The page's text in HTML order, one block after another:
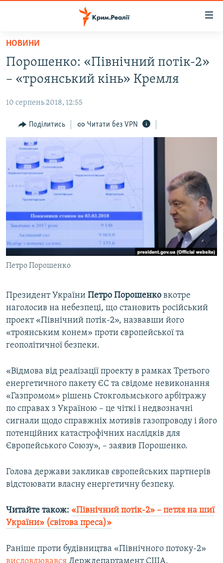
Перейти
основного
матеріалу
Перейти
до
навігації
Перейти
пошуку
ВОДА.КРИМ
ВІДЕО ТА ФОТО
ПОЛІТИКА
БЛОГИ
ПОГЛЯД
ІНТЕРВ'Ю
ВСЕ ЗА ДЕНЬ
СПЕЦПРОЕКТИ
ДЕПОРТАЦІЯ
ВІДЕОУРОКИ «ELIFBE»
СВІДЧЕННЯ ОКУПАЦІЇ
УКРАЇНСЬКА ПРОБЛЕМА КРИМУ
ЯК ОБІЙТИ БЛОКУВАННЯ
Русский
Qırımtatar
Усі сайти RFE/RL
НОВИНИ
Порошенко: «Північний потік-2»
– «троянський кінь» Кремля
10 серпень 2018, 12:55
Поділитись Читати без VPN
Петро Порошенко
Президент України Петро Порошенко вкотре
наголосив на небезпеці, що становить російський
проект «Північний потік-2», назвавши його
«троянським конем» проти європейської та
геополітичної безпеки.
«Відмова від реалізації проекту в рамках Третього
енергетичного пакету ЄС та свідоме невиконання
«Газпромом» рішень Стокгольмського арбітражу
по справах з Україною – це чіткі і недвозначні
сигнали щодо справжніх мотивів газопроводу і його
потенційних катастрофічних наслідків для
Європейського Союзу», – заявив Порошенко.
Голова держави закликав європейських партнерів
відстоювати власну енергетичну безпеку.
Читайте також: «Північний потік-2» – петля на шиї
України» (світова преса)​»
Раніше проти будівництва «Північного потоку-2»